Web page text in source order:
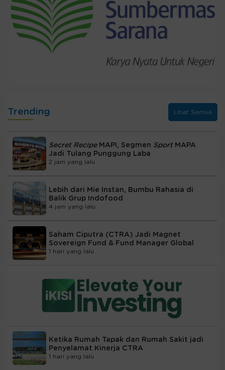
Trending Lihat Semua
Secret RecipeMAPI, Segmen Sport MAPA
Jadi Tulang Punggung Laba
2 jam yang lalu
Lebih dari Mie Instan, Bumbu Rahasia di
Balik Grup Indofood
4 jam yang lalu
Saham Ciputra (CTRA) Jadi Magnet
Sovereign Fund & Fund Manager Global
1 hari yang lalu
Ketika Rumah Tapak dan Rumah Sakit jadi
Penyelamat Kinerja CTRA
1 hari yang lalu